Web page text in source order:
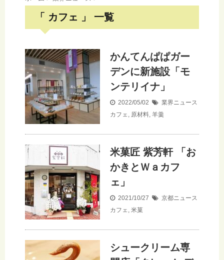
「 カフェ 」 一覧
かんてんぱぱガー
デンに新施設「モ
ンテリイナ」
2022/05/02
業界ニュース
カフェ, 原材料, 羊羹
米菓匠 紫芳軒 「お
かきとＷａカフ
ェ」
2021/10/27
京都ニュース
カフェ, 米菓
シュークリーム専